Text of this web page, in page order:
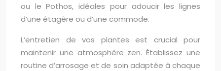
ou le Pothos, idéales pour adoucir les lignes
d’une étagère ou d’une commode.
L’entretien de vos plantes est crucial pour
maintenir une atmosphère zen. Établissez une
routine d’arrosage et de soin adaptée à chaque